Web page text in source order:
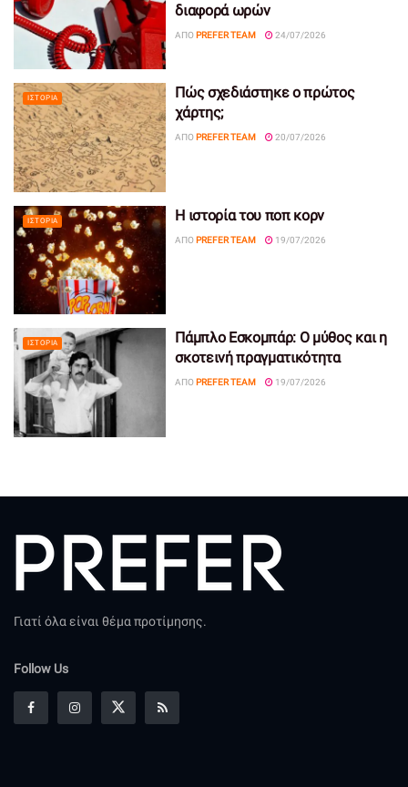
διαφορά ωρών
ΑΠΌ PREFER TEAM 24/07/2026
ΙΣΤΟΡΊΑ
Πώς σχεδιάστηκε ο πρώτος
χάρτης;
ΑΠΌ PREFER TEAM 20/07/2026
ΙΣΤΟΡΊΑ Η ιστορία του ποπ κορν
ΑΠΌ PREFER TEAM 19/07/2026
ΙΣΤΟΡΊΑ
Πάμπλο Εσκομπάρ: Ο μύθος και η
σκοτεινή πραγματικότητα
ΑΠΌ PREFER TEAM 19/07/2026
Γιατί όλα είναι θέμα προτίμησης.
Follow Us